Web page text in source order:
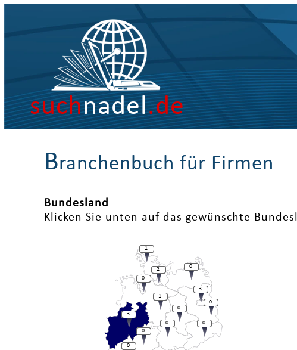
suchnadel.de
Branchenbuch für Firmen
Bundesland
Klicken Sie unten auf das gewünschte
0
0
3
3
0
0
2
1
0
1
0
0
0